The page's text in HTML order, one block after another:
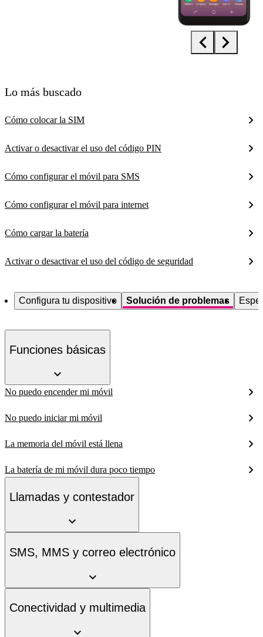
Lo más buscado
Cómo colocar la SIM
Activar o desactivar el uso del código PIN
Cómo configurar el móvil para SMS
Cómo configurar el móvil para internet
Cómo cargar la batería
Activar o desactivar el uso del código de seguridad
Configura tu dispositivo Solución de problemas
Funciones básicas
No puedo encender mi móvil
No puedo iniciar mi móvil
La memoria del móvil está llena
La batería de mi móvil dura poco tiempo
Llamadas y contestador
SMS, MMS y correo electrónico
Conectividad y multimedia